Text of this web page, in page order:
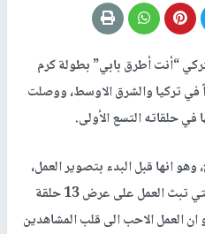
“​أنت أطرق بابي​” بطولة ​كرم
في تركيا والشرق الاوسط، ووصلت
حلقاته التسع الأولى.
وهو انها قبل البدء بتصوير العمل،
كانت قد إتفقت مع محطة FOX التي تبث العمل على عرض 13 حلقة
9 حلقات يبدو ان العمل الاحب الى قلب المشاهدين